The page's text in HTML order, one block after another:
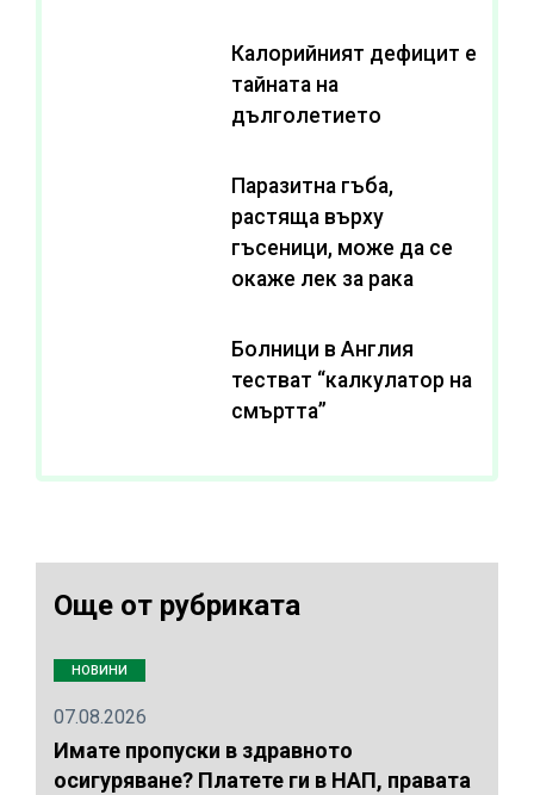
Калорийният дефицит е
тайната на
дълголетието
Паразитна гъба,
растяща върху
гъсеници, може да се
окаже лек за рака
Болници в Англия
тестват “калкулатор на
смъртта”
Още от рубриката
НОВИНИ
07.08.2026
Имате пропуски в здравното
осигуряване? Платете ги в НАП, правата